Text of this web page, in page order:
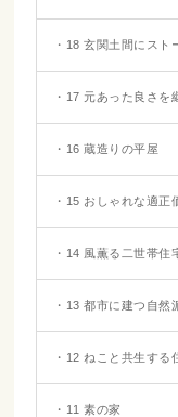
・18 玄関土間にスト
・17 元あった良さを
・16 蔵造りの平屋
・15 おしゃれな適正
・14 風薫る二世帯住
・13 都市に建つ自然
・12 ねこと共生する
・11 素の家